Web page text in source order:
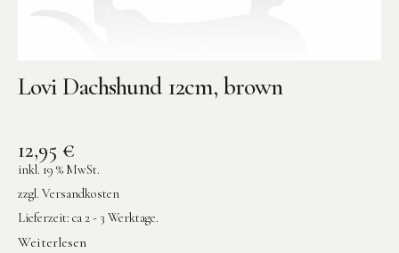
Lovi Dachshund 12cm, brown
12,95 €
inkl. 19 % MwSt.
zzgl. Versandkosten
Lieferzeit: ca 2 - 3 Werktage.
Weiterlesen